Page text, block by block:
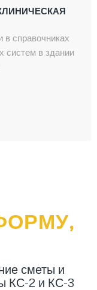
в справочниках
систем в здании
сметы и
КС-2 и КС-3